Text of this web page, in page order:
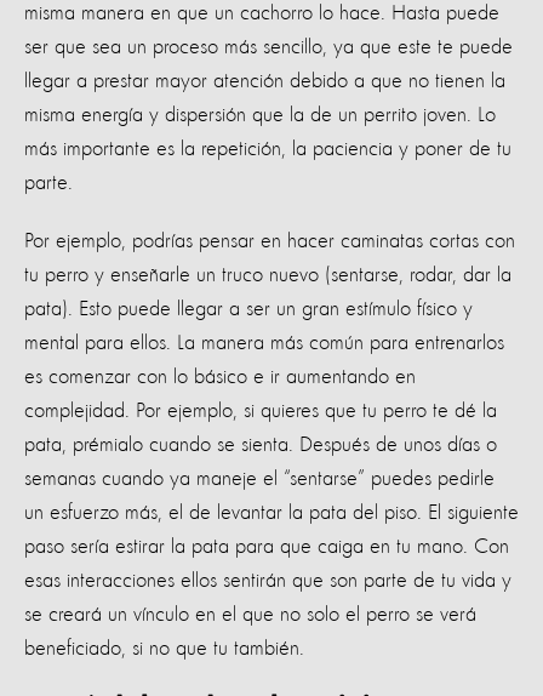
misma manera en que un cachorro lo hace. Hasta puede
ser que sea un proceso más sencillo, ya que este te puede
llegar a prestar mayor atención debido a que no tienen la
misma energía y dispersión que la de un perrito joven. Lo
más importante es la repetición, la paciencia y poner de tu
parte.
Por ejemplo, podrías pensar en hacer caminatas cortas con
tu perro y enseñarle un truco nuevo (sentarse, rodar, dar la
pata). Esto puede llegar a ser un gran estímulo físico y
mental para ellos. La manera más común para entrenarlos
es comenzar con lo básico e ir aumentando en
complejidad. Por ejemplo, si quieres que tu perro te dé la
pata, prémialo cuando se sienta. Después de unos días o
semanas cuando ya maneje el “sentarse” puedes pedirle
un esfuerzo más, el de levantar la pata del piso. El siguiente
paso sería estirar la pata para que caiga en tu mano. Con
esas interacciones ellos sentirán que son parte de tu vida y
se creará un vínculo en el que no solo el perro se verá
beneficiado, si no que tu también.